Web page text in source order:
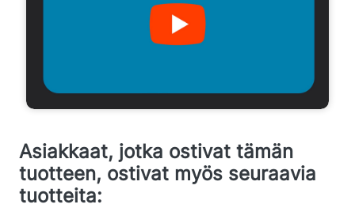
Asiakkaat, jotka ostivat tämän
tuotteen, ostivat myös seuraavia
tuotteita: